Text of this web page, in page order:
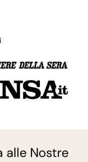
alle Nostre